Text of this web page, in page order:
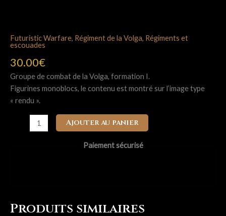
Futuristic Warfare, Régiment de la Volga, Régiments et
escouades
30.00€
Groupe de combat de la Volga, formation I.
Figurines monoblocs, le contenu est montré sur l’image type
« rendu ».
Ajouter au panier
Paiement sécurisé
Produits similaires